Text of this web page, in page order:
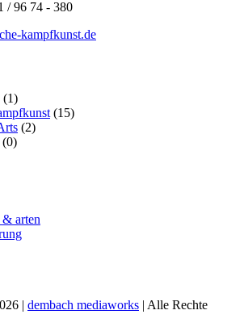
/ 96 74 - 380
kampfkunst.de
(1)
(15)
(2)
(0)
& arten
| dembach mediaworks | Alle Rechte